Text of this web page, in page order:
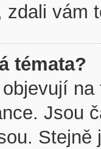
vám
témata?
Jsou